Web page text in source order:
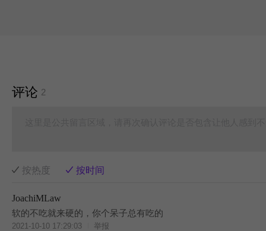
评论 2
按热度 按时间
JoachiMLaw
软的不吃就来硬的，你个呆子总有吃的
2021-10-10 17:29:03
举报